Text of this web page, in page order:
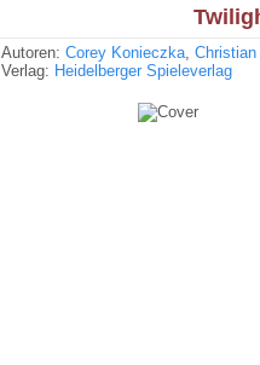
Autoren: Corey Konieczka,
Verlag: Heidelberger Spieleverlag